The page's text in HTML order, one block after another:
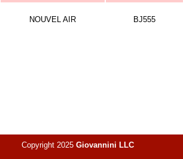
NOUVEL AIR BJ555
Copyright 2025 Giovannini LLC